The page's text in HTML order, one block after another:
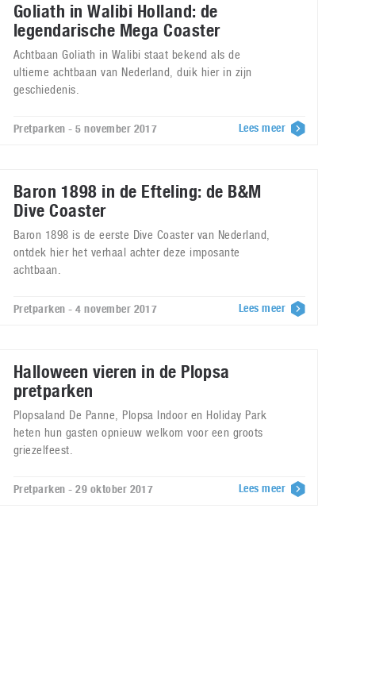
Goliath in Walibi Holland: de
legendarische Mega Coaster
Achtbaan Goliath in Walibi staat bekend als de
ultieme achtbaan van Nederland, duik hier in zijn
geschiedenis.
Pretparken - 5 november 2017 Lees meer
Baron 1898 in de Efteling: de B&M
Dive Coaster
Baron 1898 is de eerste Dive Coaster van Nederland,
ontdek hier het verhaal achter deze imposante
achtbaan.
Pretparken - 4 november 2017 Lees meer
Halloween vieren in de Plopsa
pretparken
Plopsaland De Panne, Plopsa Indoor en Holiday Park
heten hun gasten opnieuw welkom voor een groots
griezelfeest.
Pretparken - 29 oktober 2017 Lees meer